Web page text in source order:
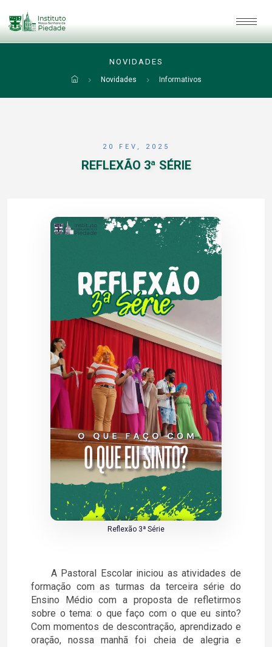
NOVIDADES
Novidades Informativos
20 FEV, 2025
REFLEXÃO 3ª SÉRIE
Reflexão 3ª Série
A Pastoral Escolar iniciou as atividades de
formação com as turmas da terceira série do
Ensino Médio com a proposta de refletirmos
sobre o tema: o que faço com o que eu sinto?
Com momentos de descontração, aprendizado e
oração, nossa manhã foi cheia de alegria e